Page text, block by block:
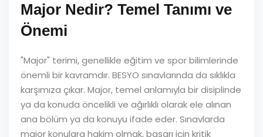
Major Nedir? Temel Tanımı ve
Önemi
"Major" terimi, genellikle eğitim ve spor bilimlerinde
önemli bir kavramdır. BESYO sınavlarında da sıklıkla
karşımıza çıkar. Major, temel anlamıyla bir disiplinde
ya da konuda öncelikli ve ağırlıklı olarak ele alınan
ana bölüm ya da konuyu ifade eder. Sınavlarda
major konulara hakim olmak, başarı için kritik